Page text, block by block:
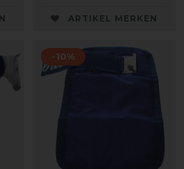
ARTIKEL MERKEN
-10%